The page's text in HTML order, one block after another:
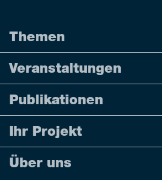
Themen
Veranstaltungen
Publikationen
Ihr Projekt
Über uns